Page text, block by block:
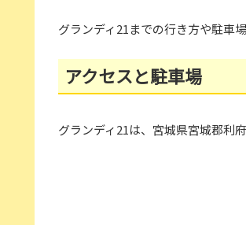
グランディ21までの行き方や駐車
アクセスと駐車場
グランディ21は、宮城県宮城郡利